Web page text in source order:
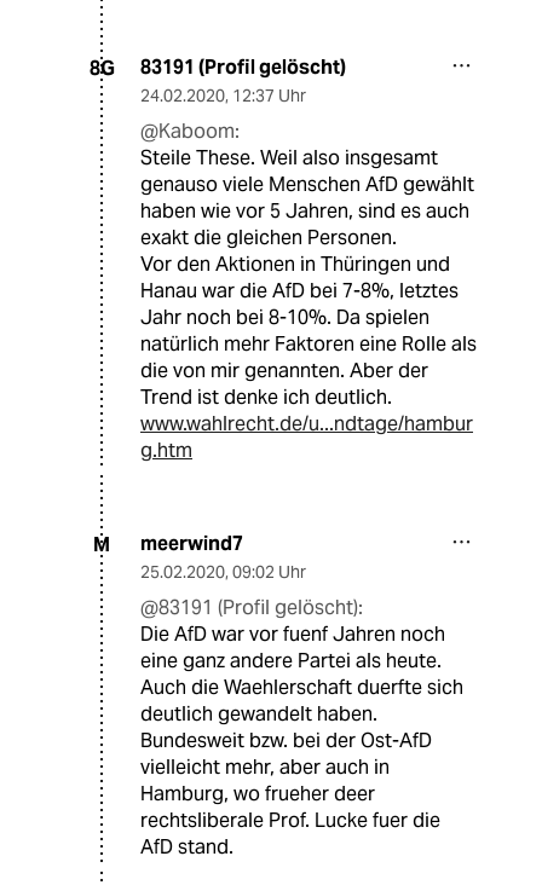
8G 83191 (Profil gelöscht)
24.02.2020, 12:37 Uhr
@Kaboom:
Steile These. Weil also insgesamt
genauso viele Menschen AfD gewählt
haben wie vor 5 Jahren, sind es auch
exakt die gleichen Personen.
Vor den Aktionen in Thüringen und
Hanau war die AfD bei 7-8%, letztes
Jahr noch bei 8-10%. Da spielen
natürlich mehr Faktoren eine Rolle als
die von mir genannten. Aber der
Trend ist denke ich deutlich.
www.wahlrecht.de/u...ndtage/hambur
g.htm
M meerwind7
25.02.2020, 09:02 Uhr
@83191 (Profil gelöscht):
Die AfD war vor fuenf Jahren noch
eine ganz andere Partei als heute.
Auch die Waehlerschaft duerfte sich
deutlich gewandelt haben.
Bundesweit bzw. bei der Ost-AfD
vielleicht mehr, aber auch in
Hamburg, wo frueher deer
rechtsliberale Prof. Lucke fuer die
AfD stand.